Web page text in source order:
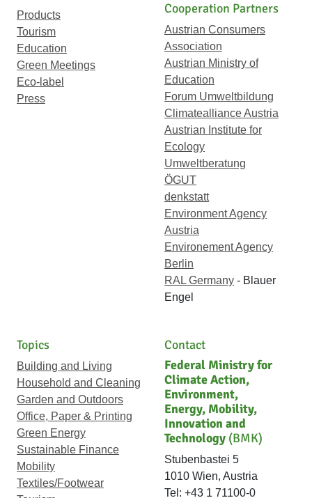
Products
Tourism
Education
Green Meetings
Eco-label
Press
Cooperation Partners
Austrian Consumers
Association
Austrian Ministry of
Education
Forum Umweltbildung
Climatealliance Austria
Austrian Institute for
Ecology
Umweltberatung
ÖGUT
denkstatt
Environment Agency
Austria
Environement Agency
Berlin
RAL Germany - Blauer
Engel
Topics
Building and Living
Household and Cleaning
Garden and Outdoors
Office, Paper & Printing
Green Energy
Sustainable Finance
Mobility
Textiles/Footwear
Contact
Federal Ministry for
Climate Action,
Environment,
Energy, Mobility,
Innovation and
Technology (BMK)
Stubenbastei 5
1010 Wien, Austria
Tel: +43 1 71100-0